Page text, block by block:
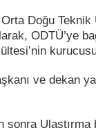
Doğu
ODTÜ’ye
ve dekan
sonra Ulaştırma